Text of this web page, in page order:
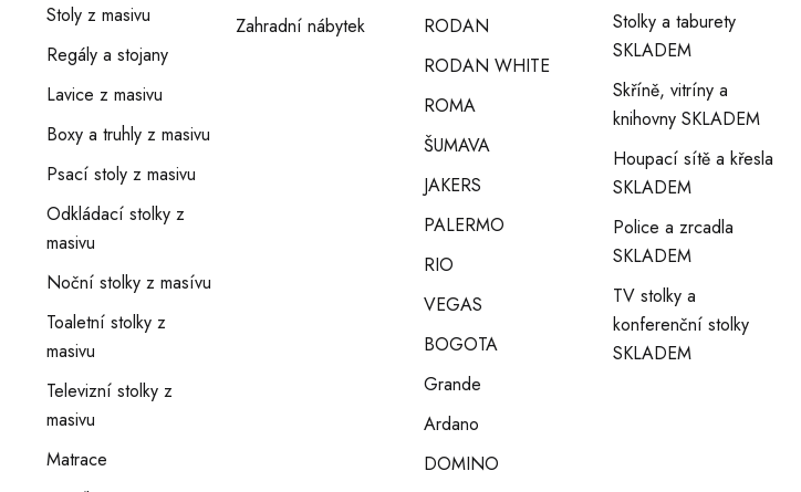
Stoly z masivu
Regály a stojany
Lavice z masivu
Boxy a truhly z masivu
Psací stoly z masivu
Odkládací stolky z
masivu
Noční stolky z masívu
Toaletní stolky z
masivu
Televizní stolky z
masivu
Matrace
Zahradní nábytek
RODAN
RODAN WHITE
ROMA
ŠUMAVA
JAKERS
PALERMO
RIO
VEGAS
BOGOTA
Grande
Ardano
DOMINO
Stolky a taburety
SKLADEM
Skříně, vitríny a
knihovny SKLADEM
Houpací sítě a křesla
SKLADEM
Police a zrcadla
SKLADEM
TV stolky a
konferenční stolky
SKLADEM